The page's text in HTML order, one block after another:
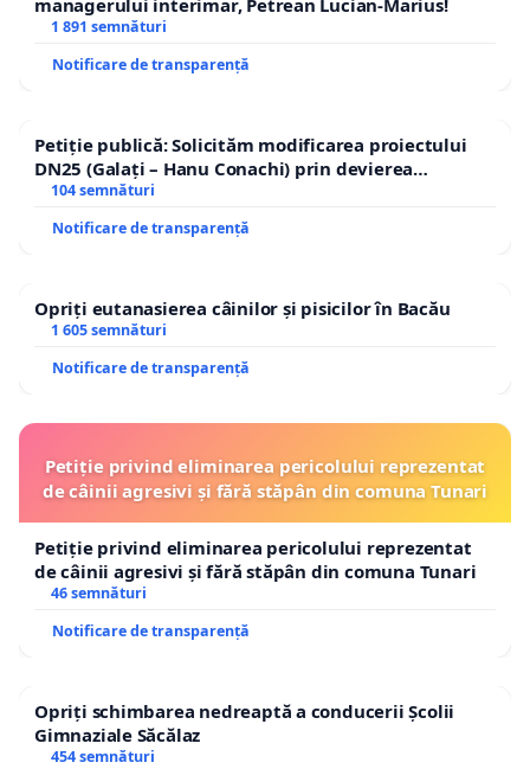
managerului interimar, Petrean Lucian-Marius!
1 891 semnături
Notificare de transparență
Petiție publică: Solicităm modificarea proiectului
DN25 (Galați – Hanu Conachi) prin devierea
traseului în afara localităților!
104 semnături
Notificare de transparență
Opriți eutanasierea câinilor și pisicilor în Bacău
1 605 semnături
Notificare de transparență
Petiție privind eliminarea pericolului reprezentat
de câinii agresivi și fără stăpân din comuna Tunari
Petiție privind eliminarea pericolului reprezentat
de câinii agresivi și fără stăpân din comuna Tunari
46 semnături
Notificare de transparență
Opriți schimbarea nedreaptă a conducerii Școlii
Gimnaziale Săcălaz
454 semnături